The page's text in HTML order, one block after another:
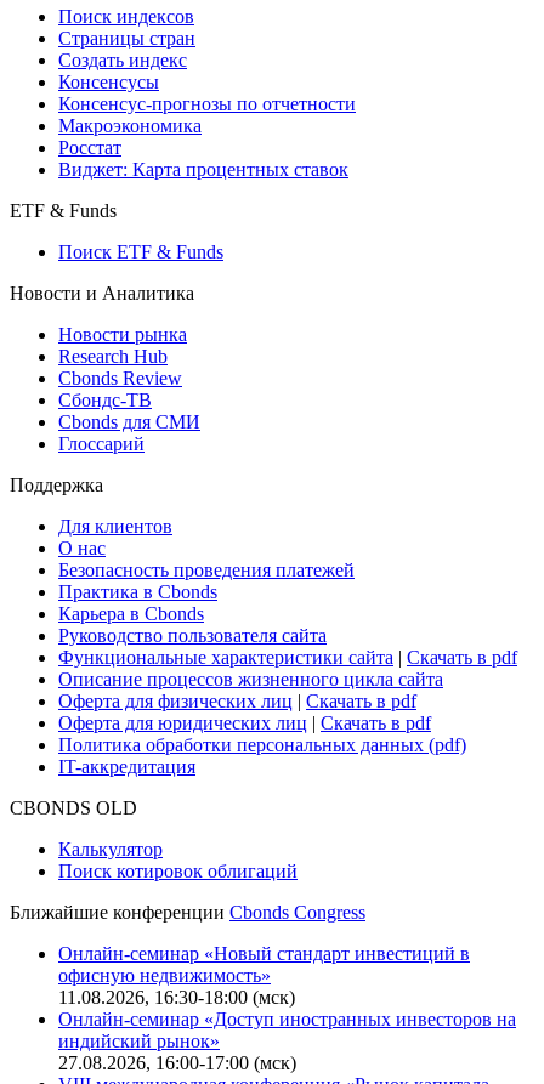
Поиск индексов
Страницы стран
Создать индекс
Консенсусы
Консенсус-прогнозы по отчетности
Макроэкономика
Росстат
Виджет: Карта процентных ставок
ETF & Funds
Поиск ETF & Funds
Новости и Аналитика
Новости рынка
Research Hub
Cbonds Review
Сбондс-ТВ
Cbonds для СМИ
Глоссарий
Поддержка
Для клиентов
О нас
Безопасность проведения платежей
Практика в Cbonds
Карьера в Cbonds
Руководство пользователя сайта
Функциональные характеристики сайта | Скачать в pdf
Описание процессов жизненного цикла сайта
Оферта для физических лиц | Скачать в pdf
Оферта для юридических лиц | Скачать в pdf
Политика обработки персональных данных (pdf)
IT-аккредитация
CBONDS OLD
Калькулятор
Поиск котировок облигаций
Ближайшие конференции Cbonds Congress
Онлайн-семинар «Новый стандарт инвестиций в
офисную недвижимость»
11.08.2026, 16:30-18:00 (мск)
Онлайн-семинар «Доступ иностранных инвесторов на
индийский рынок»
27.08.2026, 16:00-17:00 (мск)